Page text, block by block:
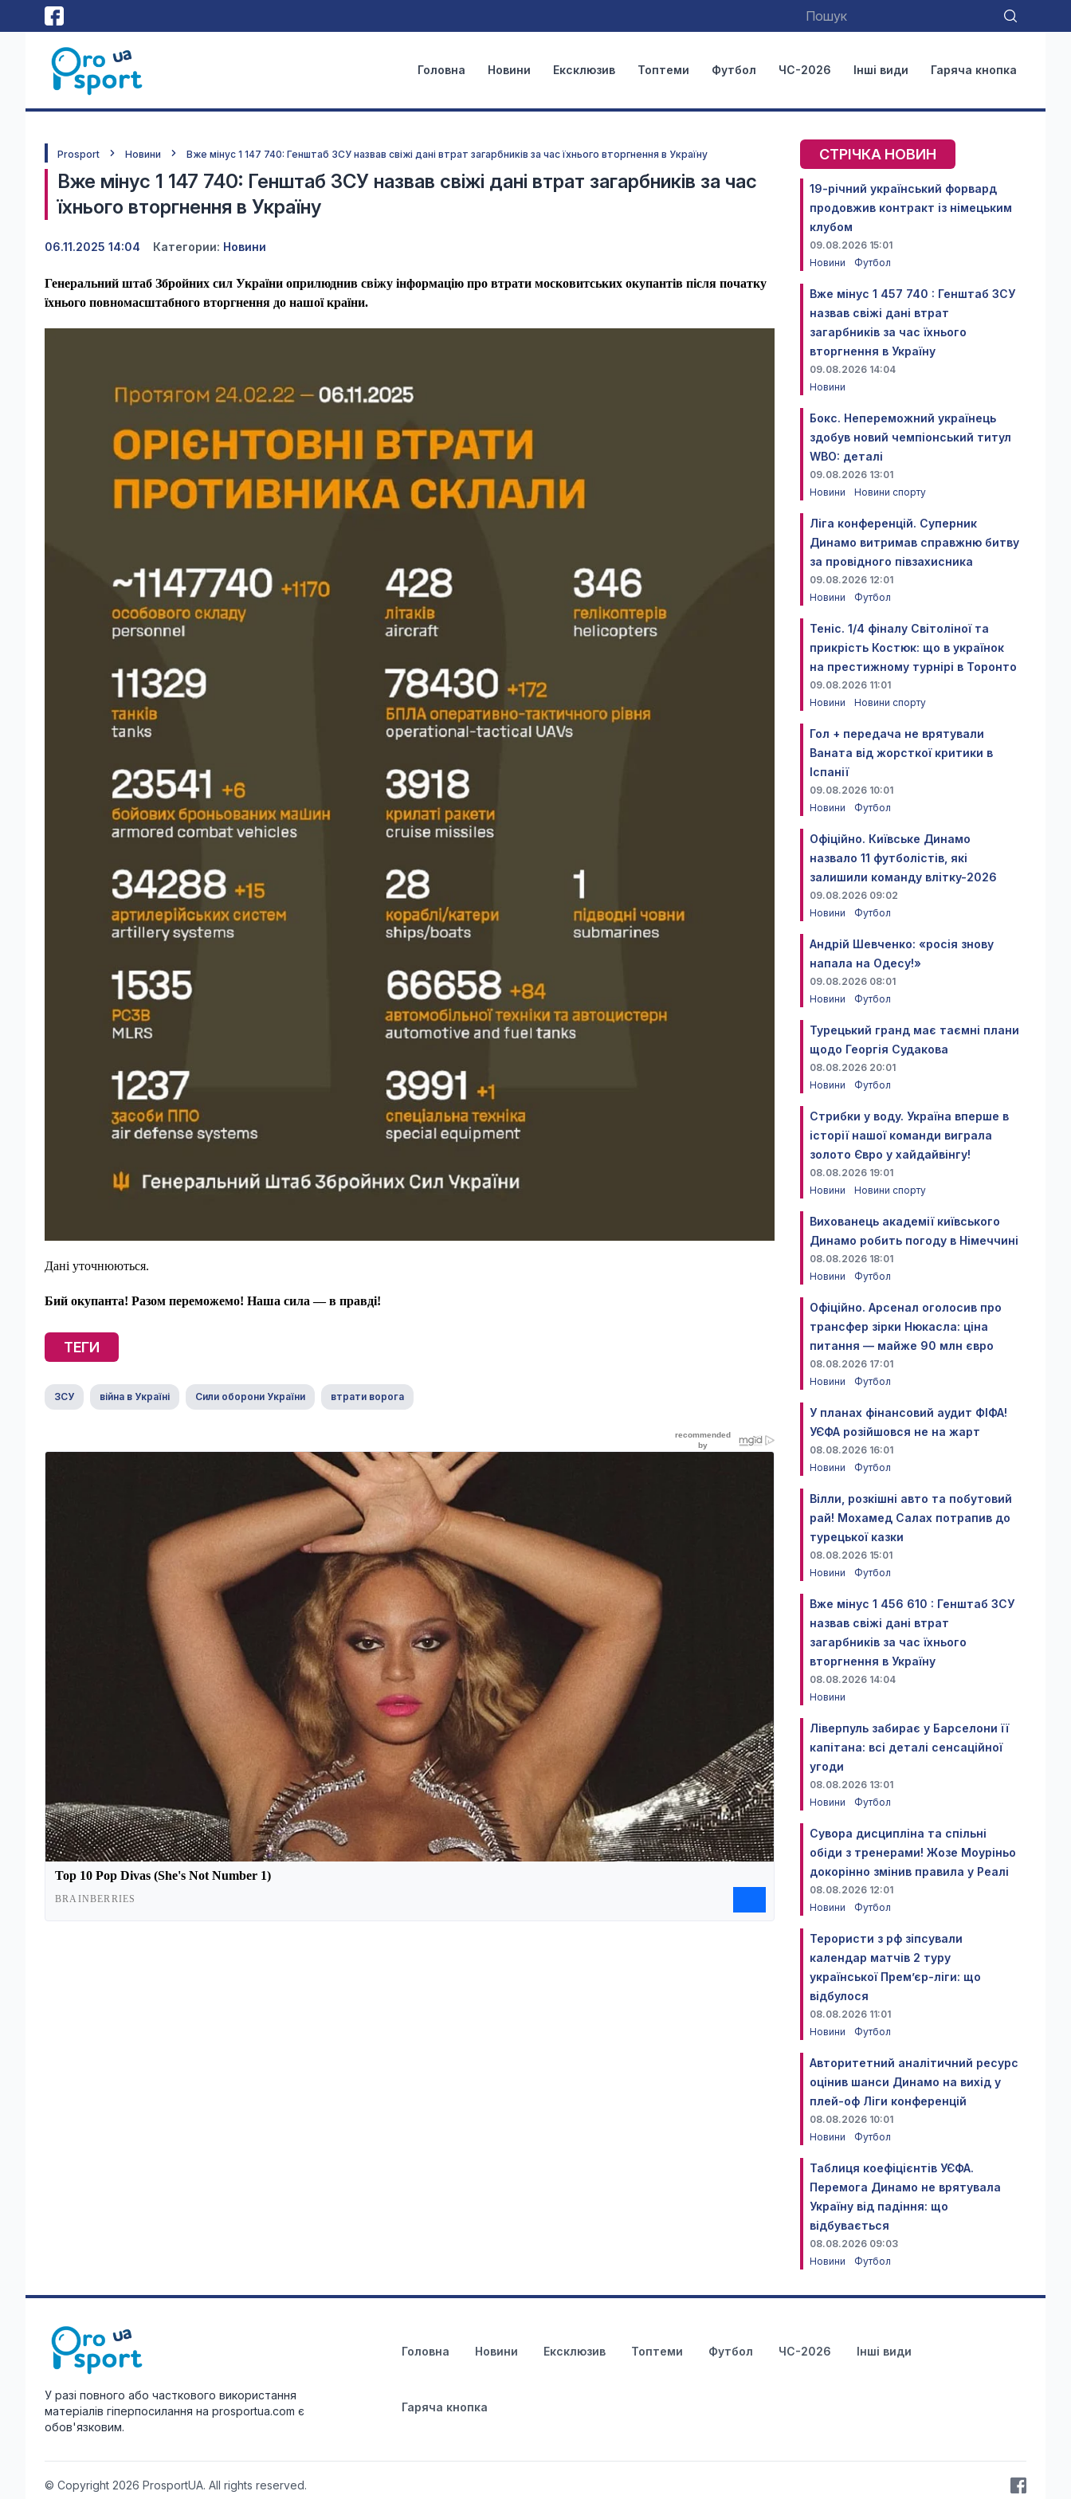
Головна Новини Ексклюзив Топтеми Футбол ЧС-2026 Інші види Гаряча кнопка
Prosport Новини Вже мінус 1 147 740: Генштаб ЗСУ назвав свіжі дані втрат загарбників за час їхнього вторгнення в Україну
Вже мінус 1 147 740: Генштаб ЗСУ назвав свіжі дані втрат загарбників за час
їхнього вторгнення в Україну
06.11.2025 14:04 Категории: Новини
Генеральний штаб Збройних сил України оприлюднив свіжу інформацію про втрати московитських окупантів після початку
їхнього повномасштабного вторгнення до нашої країни.
Дані уточнюються.
Бий окупанта! Разом переможемо! Наша сила — в правді!
ТЕГИ
ЗСУ війна в Україні Сили оборони України втрати ворога
СТРІЧКА НОВИН
19-річний український форвард
продовжив контракт із німецьким
клубом
09.08.2026 15:01
Новини
Футбол
Вже мінус 1 457 740 : Генштаб ЗСУ
назвав свіжі дані втрат
загарбників за час їхнього
вторгнення в Україну
09.08.2026 14:04
Новини
Бокс. Непереможний українець
здобув новий чемпіонський титул
WBO: деталі
09.08.2026 13:01
Новини
Новини спорту
Ліга конференцій. Суперник
Динамо витримав справжню битву
за провідного півзахисника
09.08.2026 12:01
Новини
Футбол
Теніс. 1/4 фіналу Світоліної та
прикрість Костюк: що в українок
на престижному турнірі в Торонто
09.08.2026 11:01
Новини
Новини спорту
Гол + передача не врятували
Ваната від жорсткої критики в
Іспанії
09.08.2026 10:01
Новини
Футбол
Офіційно. Київське Динамо
назвало 11 футболістів, які
залишили команду влітку-2026
09.08.2026 09:02
Новини
Футбол
Андрій Шевченко: «росія знову
напала на Одесу!»
09.08.2026 08:01
Новини
Футбол
Турецький гранд має таємні плани
щодо Георгія Судакова
08.08.2026 20:01
Новини
Футбол
Стрибки у воду. Україна вперше в
історії нашої команди виграла
золото Євро у хайдайвінгу!
08.08.2026 19:01
Новини
Новини спорту
Вихованець академії київського
Динамо робить погоду в Німеччині
08.08.2026 18:01
Новини
Футбол
Офіційно. Арсенал оголосив про
трансфер зірки Нюкасла: ціна
питання — майже 90 млн євро
08.08.2026 17:01
Новини
Футбол
У планах фінансовий аудит ФІФА!
УЄФА розійшовся не на жарт
08.08.2026 16:01
Новини
Футбол
Вілли, розкішні авто та побутовий
рай! Мохамед Салах потрапив до
турецької казки
08.08.2026 15:01
Новини
Футбол
Вже мінус 1 456 610 : Генштаб ЗСУ
назвав свіжі дані втрат
загарбників за час їхнього
вторгнення в Україну
08.08.2026 14:04
Новини
Ліверпуль забирає у Барселони її
капітана: всі деталі сенсаційної
угоди
08.08.2026 13:01
Новини
Футбол
Сувора дисципліна та спільні
обіди з тренерами! Жозе Моуріньо
докорінно змінив правила у Реалі
08.08.2026 12:01
Новини
Футбол
Терористи з рф зіпсували
календар матчів 2 туру
української Прем’єр-ліги: що
відбулося
08.08.2026 11:01
Новини
Футбол
Авторитетний аналітичний ресурс
оцінив шанси Динамо на вихід у
плей-оф Ліги конференцій
08.08.2026 10:01
Новини
Футбол
Таблиця коефіцієнтів УЄФА.
Перемога Динамо не врятувала
Україну від падіння: що
відбувається
08.08.2026 09:03
Новини
Футбол
У разі повного або часткового використання
матеріалів гіперпосилання на prosportua.com є
обов'язковим.
Головна Новини Ексклюзив Топтеми Футбол ЧС-2026 Інші види
Гаряча кнопка
© Copyright 2026 ProsportUA. All rights reserved.